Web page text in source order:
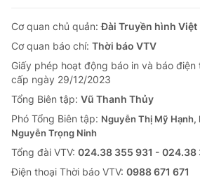
Cơ quan chủ quản:Đài Truyền hình Việt
Cơ quan báo chí: Thời báo VTV
Giấy phép hoạt động báo in và báo
cấp ngày 29/12/2023
Tổng Biên tập: Vũ Thanh Thủy
Phó Tổng Biên tập: Nguyễn Thị Mỹ Hạnh,
Nguyễn Trọng Ninh
Tổng đài VTV: 024.38 355 931 - 024.38
Ðiện thoại Thời báo VTV: 0988 671 671